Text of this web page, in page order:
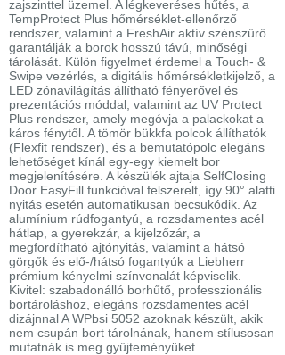
zajszinttel üzemel. A légkeveréses hűtés, a
TempProtect Plus hőmérséklet-ellenőrző
rendszer, valamint a FreshAir aktív szénszűrő
garantálják a borok hosszú távú, minőségi
tárolását. Külön figyelmet érdemel a Touch- &
Swipe vezérlés, a digitális hőmérsékletkijelző, a
LED zónavilágítás állítható fényerővel és
prezentációs móddal, valamint az UV Protect
Plus rendszer, amely megóvja a palackokat a
káros fénytől. A tömör bükkfa polcok állíthatók
(Flexfit rendszer), és a bemutatópolc elegáns
lehetőséget kínál egy-egy kiemelt bor
megjelenítésére. A készülék ajtaja SelfClosing
Door EasyFill funkcióval felszerelt, így 90° alatti
nyitás esetén automatikusan becsukódik. Az
alumínium rúdfogantyú, a rozsdamentes acél
hátlap, a gyerekzár, a kijelzőzár, a
megfordítható ajtónyitás, valamint a hátsó
görgők és elő-/hátsó fogantyúk a Liebherr
prémium kényelmi színvonalát képviselik.
Kivitel: szabadonálló borhűtő, professzionális
bortároláshoz, elegáns rozsdamentes acél
dizájnnal A WPbsi 5052 azoknak készült, akik
nem csupán bort tárolnának, hanem stílusosan
mutatnák is meg gyűjteményüket.